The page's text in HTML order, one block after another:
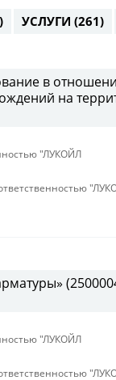
УСЛУГИ (261)
в
на
"ЛУКОЙЛ
"ЛУКОЙЛ